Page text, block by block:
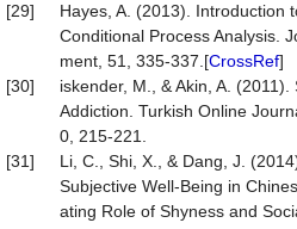
[29]
Hayes, A. (2013). Introduction
Conditional Process Analysis.
ment, 51, 335-337.[CrossRef]
[30]
iskender, M., & Akin, A.
Addiction. Turkish Online
0, 215-221.
[31]
Li, C., Shi, X., & Dang, J.
Subjective Well-Being in
ating Role of Shyness and